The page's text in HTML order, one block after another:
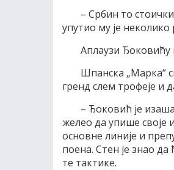
– Србин то
упутио му је неколико
Аплаузи Ђоковићу
Шпанска „Марка“
гренд слем трофеје и
– Ђоковић је
желео да упише своје
основне линије и
поена. Стен је знао
те тактике.